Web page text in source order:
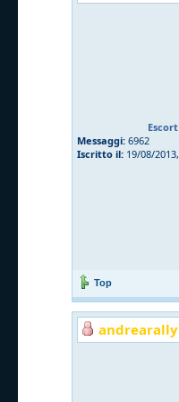
Escort
Messaggi: 6962
Iscritto il: 19/08/
Top
andrearally